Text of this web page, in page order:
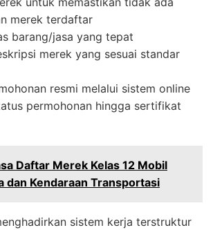
merek terdaftar
barang/jasa yang tepat
merek yang sesuai standar
resmi melalui sistem online
permohonan hingga sertifikat
Daftar Merek Kelas 12 Mobil
dan Kendaraan Transportasi
sistem kerja terstruktur